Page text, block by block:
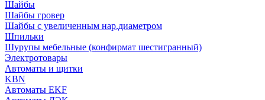
Шайбы
Шайбы гровер
Шайбы с увеличенным нар.диаметром
Шпильки
Шурупы мебельные (конфирмат шестигранный)
Электротовары
Автоматы и щитки
KBN
Автоматы EKF